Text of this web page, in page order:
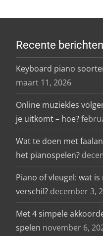
Recente berichten
Keyboard piano
maart 11, 2026
Online muziekles
je uitkomt – hoe?
Wat te doen met
het pianospelen?
Piano of vleugel: wat
verschil? december 3,
Met 4 simpele
spelen november 6,